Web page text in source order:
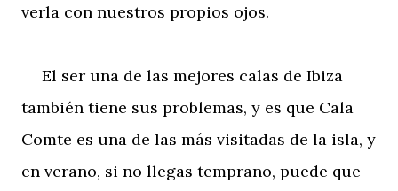
verla con nuestros propios ojos.
El ser una de las mejores calas de Ibiza
también tiene sus problemas, y es que Cala
Comte es una de las más visitadas de la isla, y
en verano, si no llegas temprano, puede que